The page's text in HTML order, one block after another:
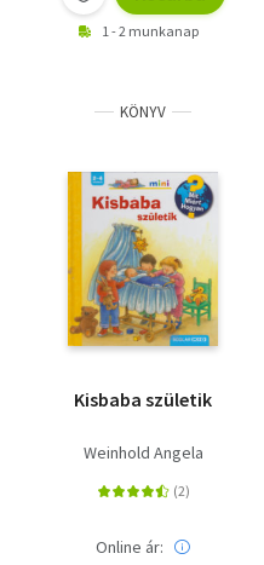
1 - 2 munkanap
KÖNYV
Kisbaba születik
Weinhold Angela
Online ár: